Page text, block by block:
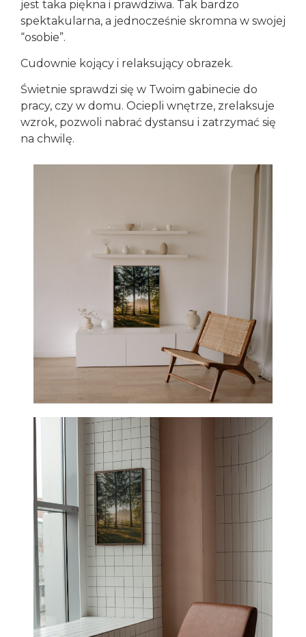
jest taka piękna i prawdziwa. Tak bardzo
spektakularna, a jednocześnie skromna w swojej
“osobie”.
Cudownie kojący i relaksujący obrazek.
Świetnie sprawdzi się w Twoim gabinecie do
pracy, czy w domu. Ociepli wnętrze, zrelaksuje
wzrok, pozwoli nabrać dystansu i zatrzymać się
na chwilę.